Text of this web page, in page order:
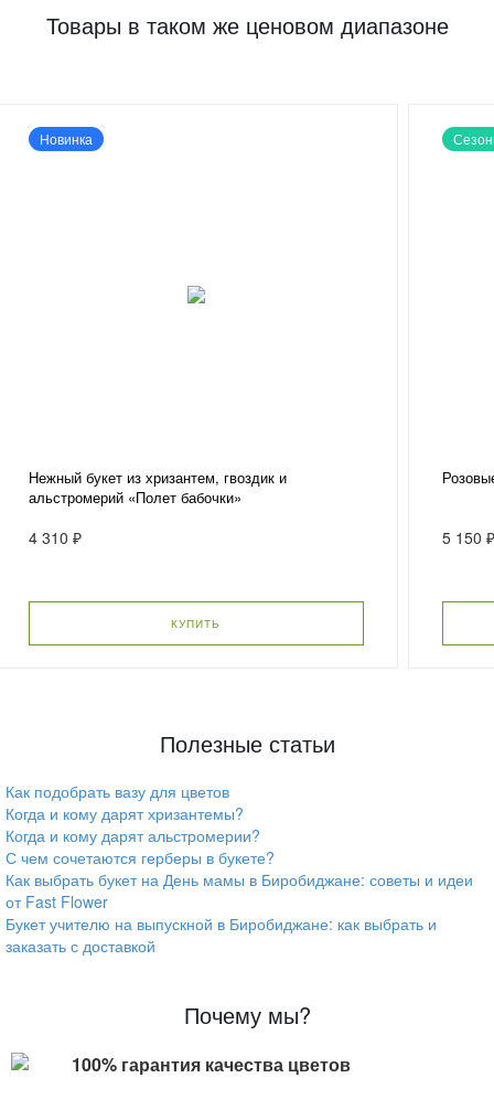
Товары в таком же ценовом диапазоне
Новинка
Нежный букет из хризантем, гвоздик и
альстромерий «Полет бабочки»
4 310 ₽
КУПИТЬ
5 150
Полезные статьи
Как подобрать вазу для цветов
Когда и кому дарят хризантемы?
Когда и кому дарят альстромерии?
С чем сочетаются герберы в букете?
Как выбрать букет на День мамы в Биробиджане: советы и идеи
от Fast Flower
Букет учителю на выпускной в Биробиджане: как выбрать и
заказать с доставкой
Почему мы?
100% гарантия качества цветов